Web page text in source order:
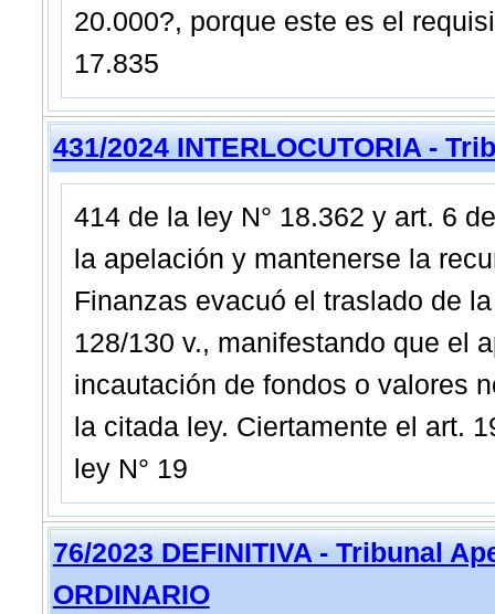
20.000?, porque este es el
17.835
431/2024 INTERLOCUTORIA -
414 de la ley N° 18.362 y art. 6
la apelación y mantenerse la
Finanzas evacuó el traslado de
128/130 v., manifestando que el
incautación de fondos o valores
la citada ley. Ciertamente el art.
ley N° 19
76/2023 DEFINITIVA - Tribunal
ORDINARIO